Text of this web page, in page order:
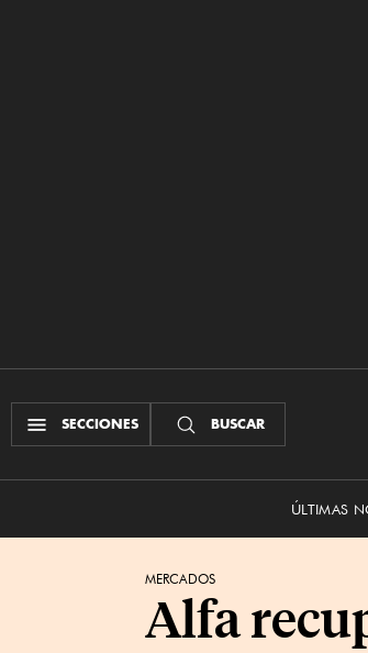
SECCIONES BUSCAR
ÚLTIMAS
MERCADOS
Alfa